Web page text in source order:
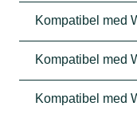
Kompatibel med
Kompatibel med
Kompatibel med